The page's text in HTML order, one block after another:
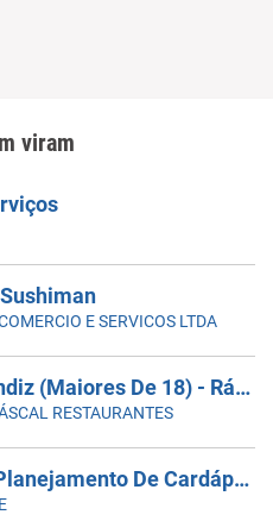
viram
E SERVICOS LTDA
Jovem Aprendiz (Maiores De 18) - Ráscal Shop. Villa Lobos
RESTAURANTES
Analista De Planejamento De Cardápios Sr